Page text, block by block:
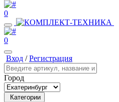
0
0
Вход /Регистрация
Город
Категории